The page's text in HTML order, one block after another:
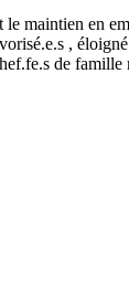
maintien en
,
de